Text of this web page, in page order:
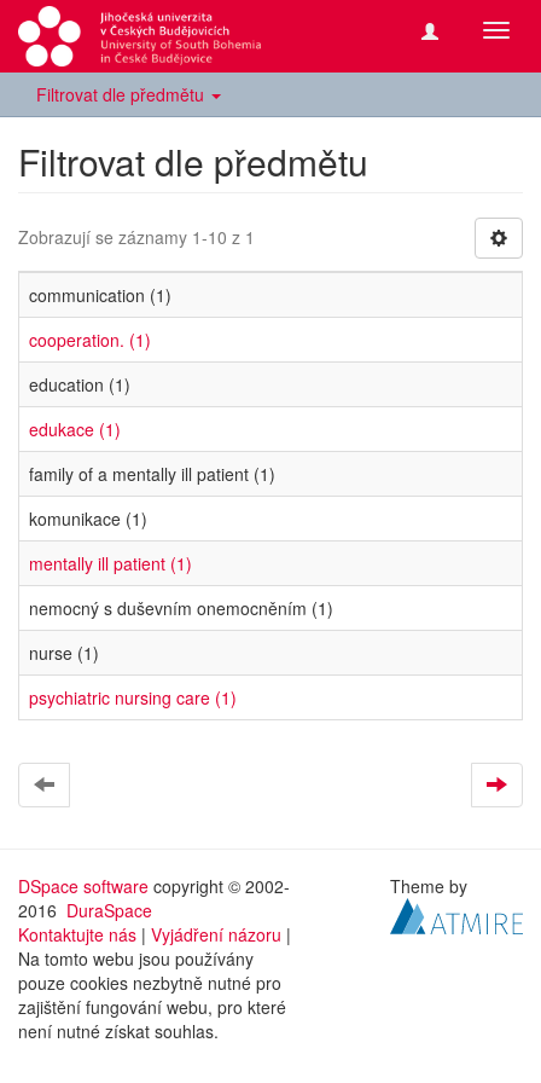
Filtrovat dle předmětu
Filtrovat dle předmětu
Zobrazují se záznamy 1-10 z 1
communication (1)
cooperation. (1)
education (1)
edukace (1)
family of a mentally ill patient (1)
komunikace (1)
mentally ill patient (1)
nemocný s duševním onemocněním (1)
nurse (1)
psychiatric nursing care (1)
DSpace software copyright © 2002-
2016 DuraSpace
Kontaktujte nás | Vyjádření názoru |
Na tomto webu jsou používány
pouze cookies nezbytně nutné pro
zajištění fungování webu, pro které
není nutné získat souhlas.
Theme by